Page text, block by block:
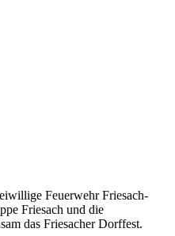
Feuerwehr Friesach-
Friesach und die
das Friesacher Dorffest.